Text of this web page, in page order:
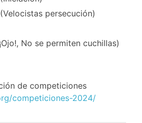
persecución)
No se permiten cuchillas)
de competiciones
competiciones-2024/